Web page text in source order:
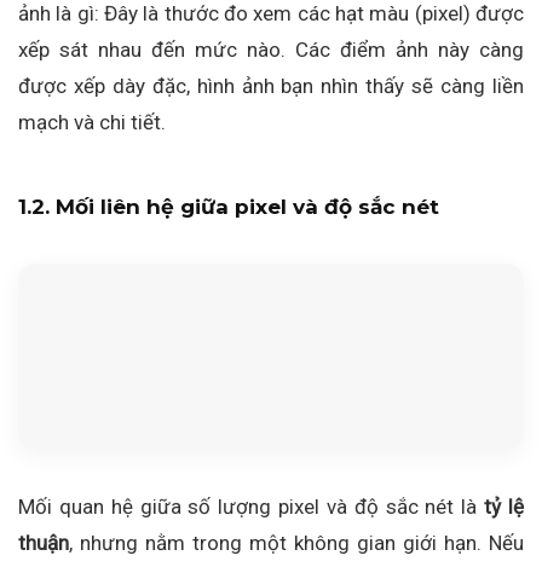
ảnh là gì: Đây là thước đo xem các hạt màu (pixel) được
xếp sát nhau đến mức nào. Các điểm ảnh này càng
được xếp dày đặc, hình ảnh bạn nhìn thấy sẽ càng liền
mạch và chi tiết.
1.2. Mối liên hệ giữa pixel và độ sắc nét
Mối quan hệ giữa số lượng pixel và độ sắc nét là tỷ lệ
thuận, nhưng nằm trong một không gian giới hạn. Nếu